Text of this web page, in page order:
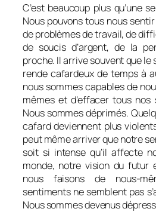
C’est beaucoup plus qu’une
Nous pouvons tous nous
de problèmes de travail, de
de soucis d’argent, de la
proche. Il arrive souvent que
rende cafardeux de temps à
nous sommes capables de
mêmes et d’effacer tous
Nous sommes déprimés.
cafard deviennent plus
peut même arriver que notre
soit si intense qu’il affecte
monde, notre vision du futur
nous faisons de nous-
sentiments ne semblent pas
Nous sommes devenus